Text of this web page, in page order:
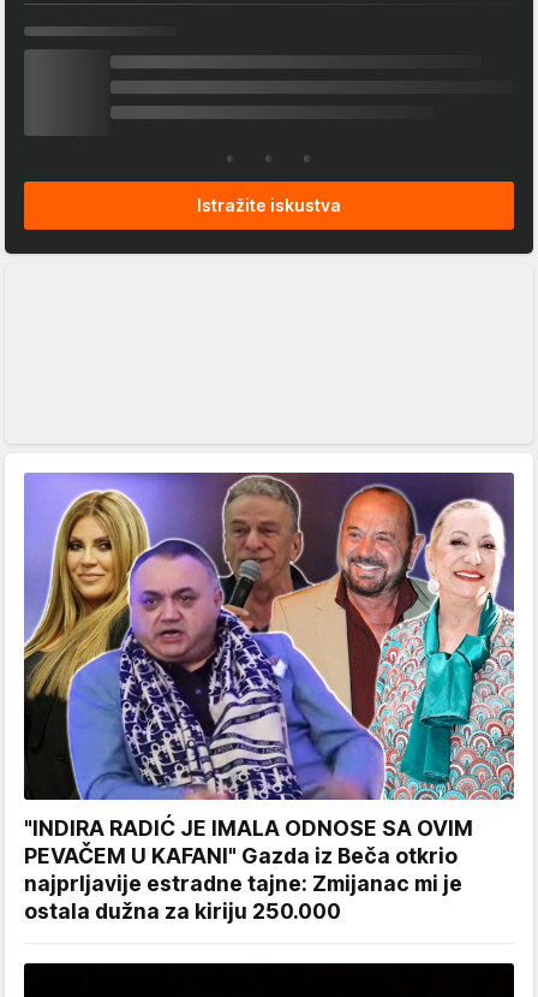
Istražite iskustva
"INDIRA RADIĆ JE IMALA ODNOSE SA OVIM
PEVAČEM U KAFANI" Gazda iz Beča otkrio
najprljavije estradne tajne: Zmijanac mi je
ostala dužna za kiriju 250.000